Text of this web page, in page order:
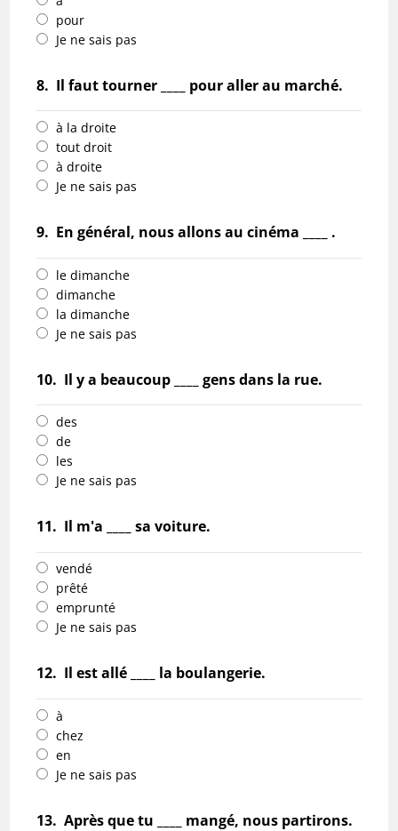
pour
Je ne sais pas
8. Il faut tourner ____ pour aller au marché.
à la droite
tout droit
à droite
Je ne sais pas
9. En général, nous allons au cinéma ____ .
le dimanche
dimanche
la dimanche
Je ne sais pas
10. Il y a beaucoup ____ gens dans la rue.
des
de
les
Je ne sais pas
11. Il m'a ____ sa voiture.
vendé
prêté
emprunté
Je ne sais pas
12. Il est allé ____ la boulangerie.
à
chez
en
Je ne sais pas
13. Après que tu ____ mangé, nous partirons.